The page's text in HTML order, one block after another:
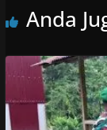
Anda